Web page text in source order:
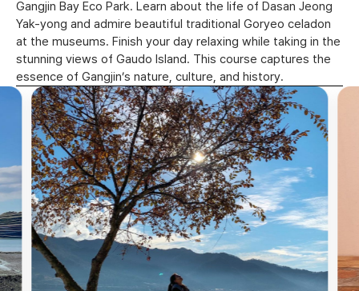
Gangjin Bay Eco Park. Learn about the life of Dasan Jeong
Yak-yong and admire beautiful traditional Goryeo celadon
at the museums. Finish your day relaxing while taking in the
stunning views of Gaudo Island. This course captures the
essence of Gangjin’s nature, culture, and history.